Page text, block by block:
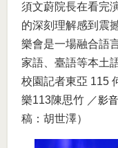
須文蔚院長在看完
的深刻理解感到震
樂會是一場融合語
家語、臺語等本土
校園記者東亞 115
樂113陳思竹 ／影
稿：胡世澤）